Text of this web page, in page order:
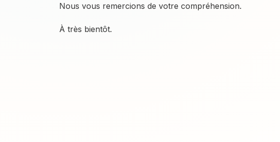
Nous vous remercions de votre compréhension.
À très bientôt.